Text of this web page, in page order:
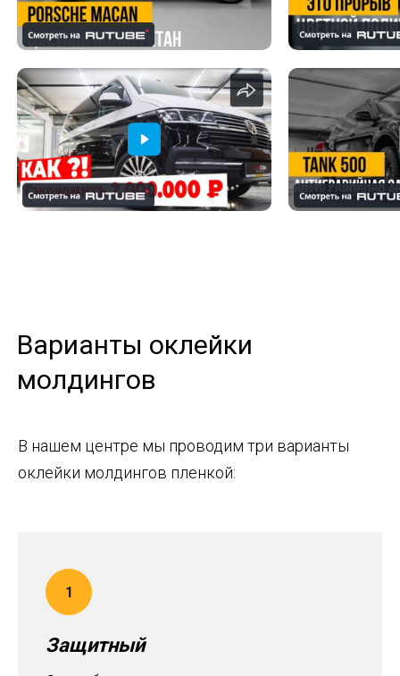
Варианты оклейки
молдингов
В нашем центре мы проводим три варианты
оклейки молдингов пленкой:
Защитный